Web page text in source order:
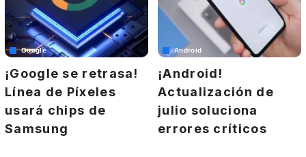
Google
¡Google se retrasa!
Línea de Píxeles
usará chips de
Samsung
Android
¡Android!
Actualización de
julio soluciona
errores críticos